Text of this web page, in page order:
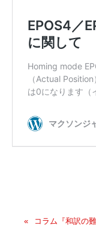
コラム『和訳の難しい科学技術英語 ”Commutation”』